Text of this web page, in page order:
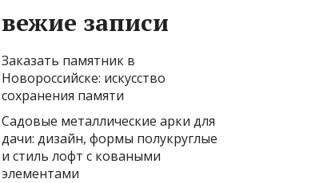
записи
Заказать памятник в
Новороссийске: искусство
сохранения памяти
Садовые металлические арки для
дачи: дизайн, формы полукруглые
и стиль лофт с коваными
элементами